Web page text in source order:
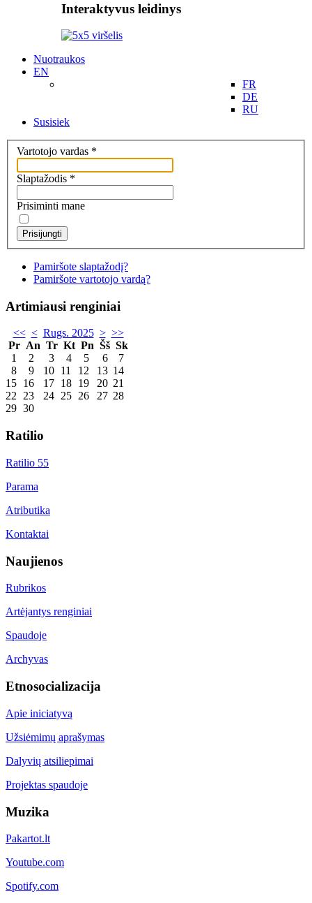
Interaktyvus leidinys
Nuotraukos
EN
FR
DE
RU
Susisiek
Vartotojo vardas *
Slaptažodis *
Prisiminti mane
Prisijungti
Pamiršote slaptažodį?
Pamiršote vartotojo vardą?
Artimiausi renginiai
<< < Rugs. 2025 > >>
Pr An Tr Kt Pn Šš Sk
1
2 3 4 5 6
7
8
9 10 11 12 13 14
15 16 17 18 19 20 21
22 23 24 25 26 27 28
29 30
Ratilio
Ratilio 55
Parama
Atributika
Kontaktai
Naujienos
Rubrikos
Artėjantys renginiai
Spaudoje
Archyvas
Etnosocializacija
Apie iniciatyvą
Užsiėmimų aprašymas
Dalyvių atsiliepimai
Projektas spaudoje
Muzika
Pakartot.lt
Youtube.com
Spotify.com